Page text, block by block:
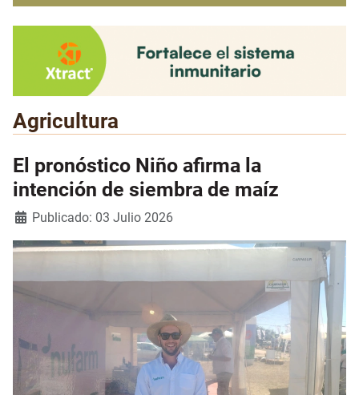
Agricultura
El pronóstico Niño afirma la
intención de siembra de maíz
Detalles
Publicado: 03 Julio 2026